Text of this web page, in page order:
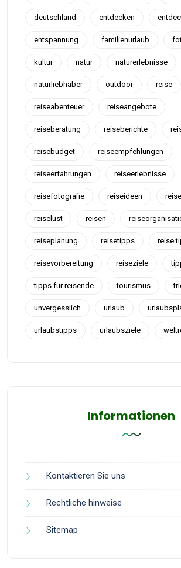
deutschland entdecken
entspannung familienurlaub
kultur natur naturerlebnisse
naturliebhaber outdoor reise
reiseabenteuer reiseangebote
reiseberatung reiseberichte
reisebudget reiseempfehlungen
reiseerfahrungen reiseerlebnisse
reisefotografie reiseideen
reiselust reisen
reiseplanung reisetipps reise
reisevorbereitung reiseziele
tipps für reisende tourismus
unvergesslich urlaub
urlaubstipps urlaubsziele
Informationen
Kontaktieren Sie uns
Rechtliche hinweise
Sitemap